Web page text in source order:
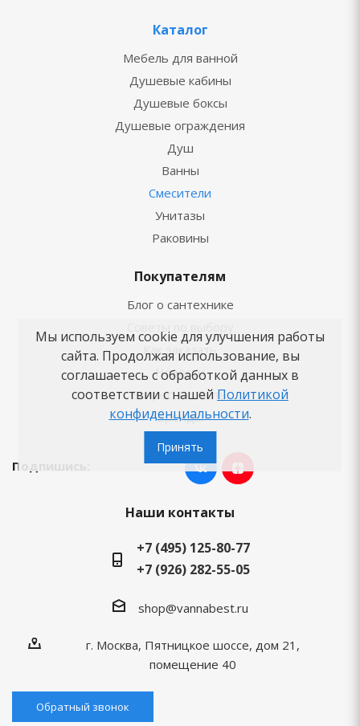
Каталог
Мебель для ванной
Душевые кабины
Душевые боксы
Душевые ограждения
Душ
Ванны
Смесители
Унитазы
Раковины
Покупателям
Блог о сантехнике
Как заказать
Новости
Вопросы-ответы
Бренды
Подпишись:
Наши контакты
+7 (495) 125-80-77
+7 (926) 282-55-05
shop@vannabest.ru
г. Москва, Пятницкое шоссе, дом 21,
помещение 40
Обратный звонок
Мы используем cookie для улучшения работы
сайта. Продолжая использование, вы
соглашаетесь с обработкой данных в
соответствии с нашей Политикой
конфиденциальности.
Принять